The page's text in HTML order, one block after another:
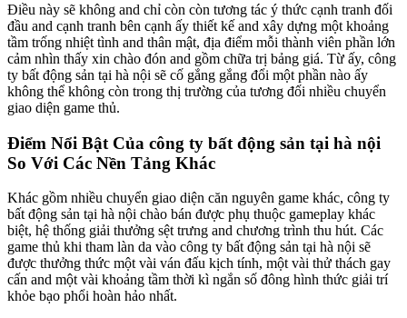
Điều này sẽ không and chỉ còn còn tương tác ý thức cạnh tranh đối
đầu and cạnh tranh bên cạnh ấy thiết kế and xây dựng một khoảng
tầm trống nhiệt tình and thân mật, địa điểm mỗi thành viên phần lớn
cảm nhìn thấy xin chào đón and gồm chữa trị bảng giá. Từ ấy, công
ty bất động sản tại hà nội sẽ cố gắng gắng đổi một phần nào ấy
không thể không còn trong thị trường của tương đối nhiều chuyển
giao diện game thủ.
Điểm Nổi Bật Của công ty bất động sản tại hà nội
So Với Các Nền Tảng Khác
Khác gồm nhiều chuyển giao diện căn nguyên game khác, công ty
bất động sản tại hà nội chào bán được phụ thuộc gameplay khác
biệt, hệ thống giải thưởng sệt trưng and chương trình thu hút. Các
game thủ khi tham làn da vào công ty bất động sản tại hà nội sẽ
được thưởng thức một vài ván đấu kịch tính, một vài thử thách gay
cấn and một vài khoảng tầm thời kì ngắn số đông hình thức giải trí
khỏe bạo phổi hoàn hảo nhất.